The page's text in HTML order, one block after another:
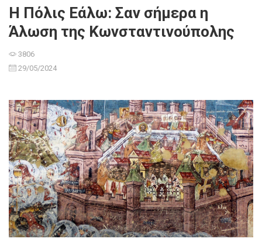
Η Πόλις Εάλω: Σαν σήμερα η
Άλωση της Κωνσταντινούπολης
3806
29/05/2024